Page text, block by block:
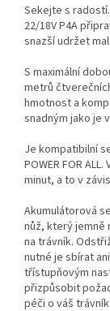
Sekejte s
22/18V P4A
snazší udržet
S maximální
metrů
hmotnost a
snadným jako je
Je kompatibilní
POWER FOR
minut, a to v
Akumulátorová
nůž, který
na trávník.
nutné je sbírat
třístupňovým
přizpůsobit
péči o váš